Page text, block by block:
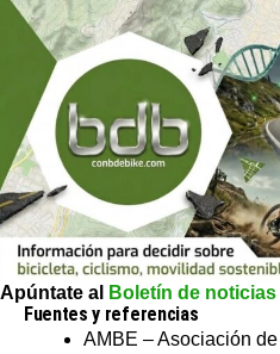
Apúntate al Boletín de noticias
Fuentes y referencias
AMBE – Asociación